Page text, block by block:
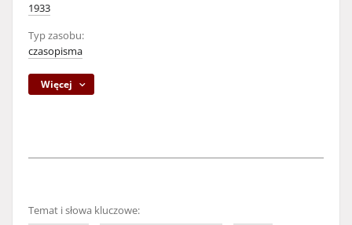
1933
Typ zasobu:
czasopisma
Więcej
Temat i słowa kluczowe: